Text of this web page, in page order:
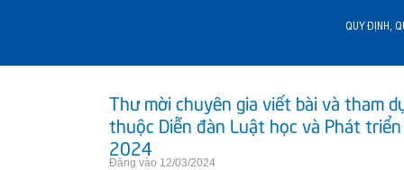
QUY ĐỊNH,
Thư mời chuyên gia viết bài và tham
thuộc Diễn đàn Luật học và Phát
2024
Đăng vào 12/03/2024